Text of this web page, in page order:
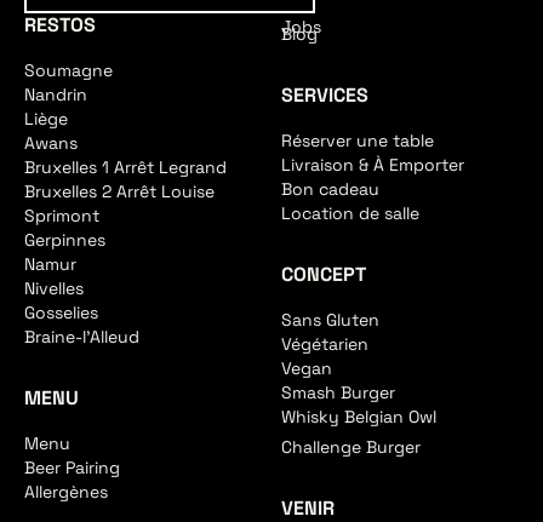
RESTOS
Soumagne
Nandrin
Liège
Awans
Bruxelles 1 Arrêt Legrand
Bruxelles 2 Arrêt Louise
Sprimont
Gerpinnes
Namur
Nivelles
Gosselies
Braine-l'Alleud
MENU
Menu
Beer Pairing
Allergènes
Jobs
Blog
SERVICES
Réserver une table
Livraison & À Emporter
Bon cadeau
Location de salle
CONCEPT
Sans Gluten
Végétarien
Vegan
Smash Burger
Whisky Belgian Owl
Challenge Burger
VENIR